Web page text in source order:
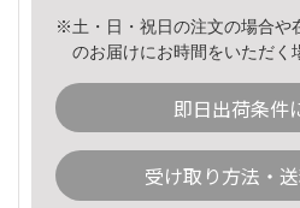
※土・日・祝日の注文の場合や
のお届けにお時間をいただく
即日出荷条件
受け取り方法・